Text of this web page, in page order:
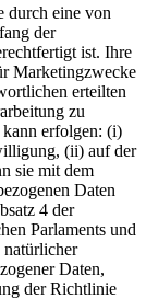
durch eine von
der
ist. Ihre
Marketingzwecke
erteilten
zu
kann erfolgen: (i)
(ii) auf der
sie mit dem
Daten
4 der
Parlaments und
natürlicher
Daten,
der Richtlinie